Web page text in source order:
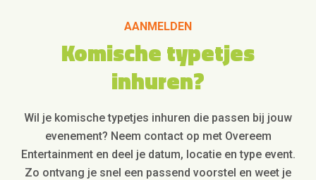
AANMELDEN
Komische typetjes
inhuren?
Wil je komische typetjes inhuren die passen bij jouw
evenement? Neem contact op met Overeem
Entertainment en deel je datum, locatie en type event.
Zo ontvang je snel een passend voorstel en weet je